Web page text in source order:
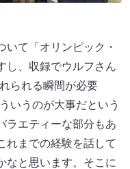
いて「オリンピック・
し、収録でウルフさん
られる瞬間が必要
いうのが大事だという
ラエティーな部分もあ
れまでの経験を話して
なと思います。そこに